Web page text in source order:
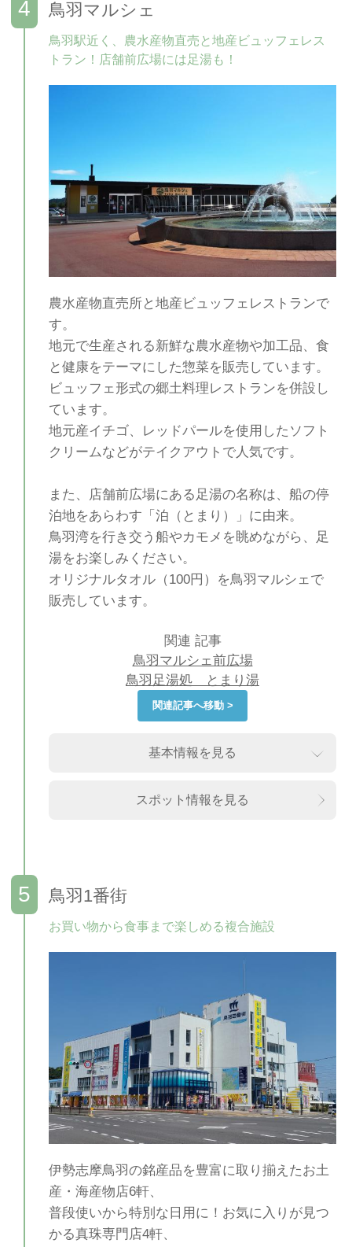
鳥羽マルシェ
鳥羽駅近く、農水産物直売と地産ビュッフェレス
トラン！店舗前広場には足湯も！
農水産物直売所と地産ビュッフェレストランで
す。
地元で生産される新鮮な農水産物や加工品、食
と健康をテーマにした惣菜を販売しています。
ビュッフェ形式の郷土料理レストランを併設し
ています。
地元産イチゴ、レッドパールを使用したソフト
クリームなどがテイクアウトで人気です。
また、店舗前広場にある足湯の名称は、船の停
泊地をあらわす「泊（とまり）」に由来。
鳥羽湾を行き交う船やカモメを眺めながら、足
湯をお楽しみください。
オリジナルタオル（100円）を鳥羽マルシェで
販売しています。
関連 記事
鳥羽マルシェ前広場
鳥羽足湯処 とまり湯
関連記事へ移動 >
基本情報を見る
スポット情報を見る
鳥羽1番街
お買い物から食事まで楽しめる複合施設
伊勢志摩鳥羽の銘産品を豊富に取り揃えたお土
産・海産物店6軒、
普段使いから特別な日用に！お気に入りが見つ
かる真珠専門店4軒、